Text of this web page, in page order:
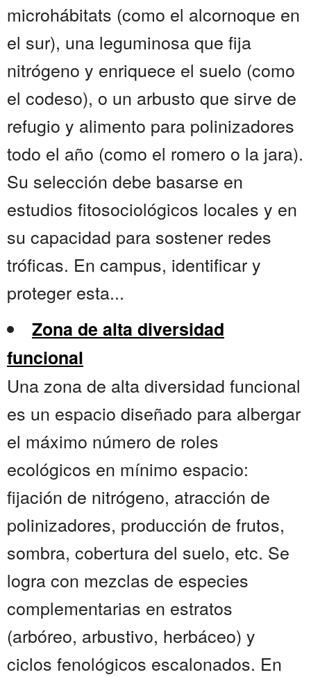
microhábitats (como el alcornoque en
el sur), una leguminosa que fija
nitrógeno y enriquece el suelo (como
el codeso), o un arbusto que sirve de
refugio y alimento para polinizadores
todo el año (como el romero o la jara).
Su selección debe basarse en
estudios fitosociológicos locales y en
su capacidad para sostener redes
tróficas. En campus, identificar y
proteger esta...
Zona de alta diversidad
funcional
Una zona de alta diversidad funcional
es un espacio diseñado para albergar
el máximo número de roles
ecológicos en mínimo espacio:
fijación de nitrógeno, atracción de
polinizadores, producción de frutos,
sombra, cobertura del suelo, etc. Se
logra con mezclas de especies
complementarias en estratos
(arbóreo, arbustivo, herbáceo) y
ciclos fenológicos escalonados. En